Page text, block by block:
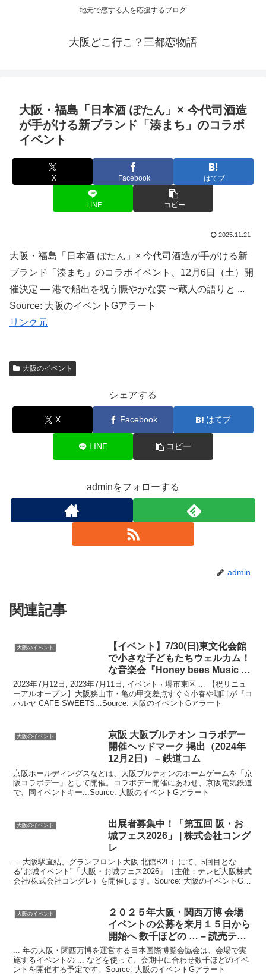
地元で恋する人を応援するブログ
大阪どこ行こ？三都恋物語
大阪 ・福島「日本酒 ぽたん」× 今代司酒造
が手がける新ブランド「湊まち」のコラボ
イベント
X Facebook はてブ
LINE コピー
2025.11.21
大阪・福島「日本酒 ぽたん」× 今代司酒造が手がける新
ブランド「湊まち」のコラボイベント、12月6日（土）開
催決定 ― 港で船出を祝う賑やかな宴 〜蔵人の語りと ...
Source: 大阪のイベントGアラート
リンク元
大阪のイベント
シェアする
X Facebook はてブ
LINE コピー
adminをフォローする
admin
関連記事
大阪のイベント 【イベント 】7/30(日)東文化会館
で小さな子どもたちウェルカム！
な音楽会『Honey bees Music …
2023年7月12日; 2023年7月11日; イベント · 堺市東区 ... 【祝リニュ
ーアルオープン】大阪狭山市・亀の甲交差点すぐ☆小春や珈琲が『コ
ハルヤ CAFE SWEETS...Source: 大阪のイベントGアラート
大阪のイベント 京阪 大阪ブルテオン コラボデー
開催ヘッドマーク 掲出（2024年
12月2日） – 鉄道コム
京阪ホールディングスなどは、大阪ブルテオンのホームゲームを「京
阪コラボデー」として開催。コラボデー開催にあわせ、京阪電気鉄道
で、同イベントキー...Source: 大阪のイベントGアラート
大阪のイベント
出展者募集中！「第五回 阪・お
城フェス2026」 | 株式会社コング
レ
... 大阪駅直結、グランフロント大阪 北館B2F）にて、5回目とな
る"お城イベント"「大阪・お城フェス2026」（主催：テレビ大阪株式
会社/株式会社コングレ）を開催します。Source: 大阪のイベントGア
大阪のイベント ２０２５年大阪 ・関西万博 会場
イベントの公募を来月１５日から
開始へ 数千ほどの … – 読売テレ
ビ
... 年の大阪・関西万博を運営する日本国際博覧会協会は、会場で実
施するイベントの ... などを使って、会期中に合わせ数千ほどのイベ
ントを開催する予定です。Source: 大阪のイベントGアラート